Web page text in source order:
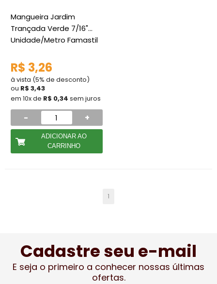
Mangueira Jardim
Trançada Verde 7/16"
Unidade/Metro Famastil
R$ 3,26
à vista (5% de desconto)
ou R$ 3,43
em 10x de R$ 0,34 sem juros
- +
ADICIONAR AO
CARRINHO
1
Cadastre seu e-mail
E seja o primeiro a conhecer nossas últimas
ofertas.